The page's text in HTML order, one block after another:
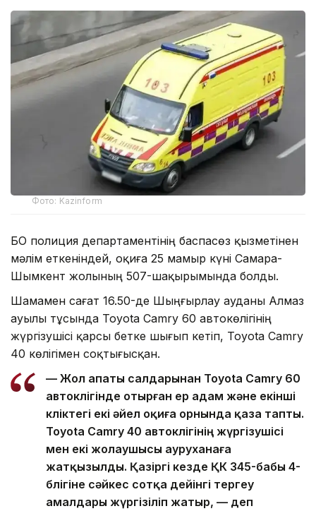
Фото: Kazinform
БҚО полиция департаментінің баспасөз қызметінен
мәлім еткеніндей, оқиға 25 мамыр күні Самара-
Шымкент жолының 507-шақырымында болды.
Шамамен сағат 16.50-де Шыңғырлау ауданы Алмаз
ауылы тұсында Toyota Camry 60 автокөлігінің
жүргізушісі қарсы бетке шығып кетіп, Toyota Camry
40 көлігімен соқтығысқан.
— Жол апаты салдарынан Toyota Camry 60
автокөлігінде отырған ер адам және екінші
көліктегі екі әйел оқиға орнында қаза тапты.
Toyota Camry 40 автокөлігінің жүргізушісі
мен екі жолаушысы ауруханаға
жатқызылды. Қазіргі кезде ҚК 345-бабы 4-
бөлігіне сәйкес сотқа дейінгі тергеу
амалдары жүргізіліп жатыр, — деп